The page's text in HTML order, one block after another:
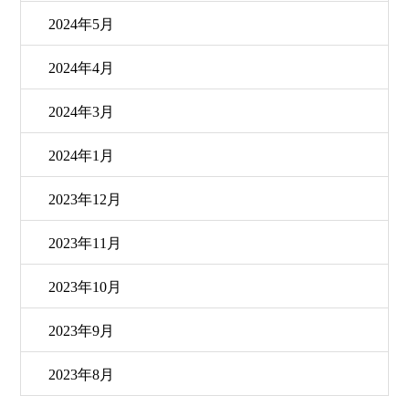
2024年5月
2024年4月
2024年3月
2024年1月
2023年12月
2023年11月
2023年10月
2023年9月
2023年8月